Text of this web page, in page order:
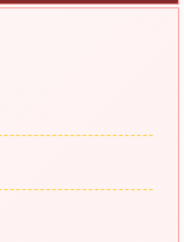
l